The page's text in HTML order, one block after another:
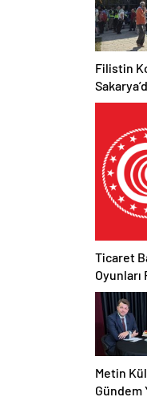
Filistin
Kampını
Etabı
Ticaret
Oyunları
Metin
Gündem